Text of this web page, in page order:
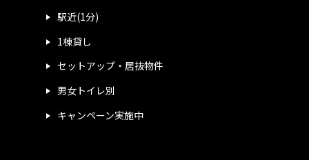
駅近(1分)
1棟貸し
セットアップ・居抜物件
男女トイレ別
キャンペーン実施中